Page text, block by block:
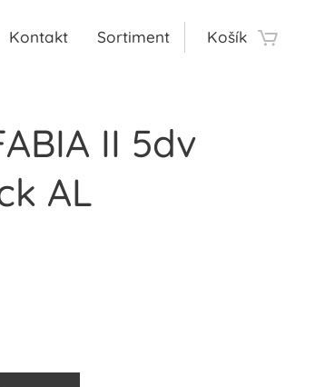
Kontakt Sortiment Košík
II 5dv
AL